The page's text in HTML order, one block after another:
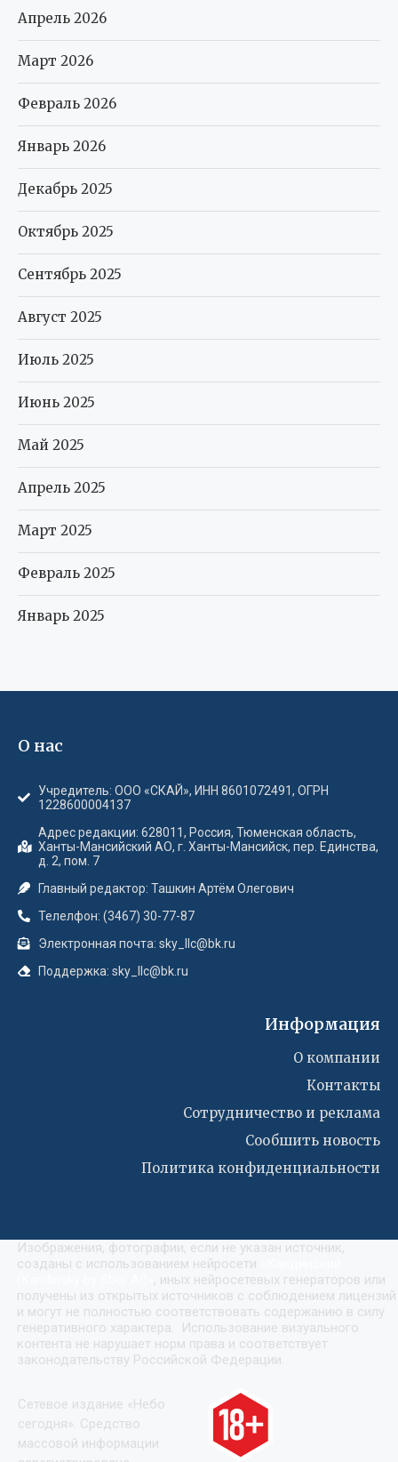
Апрель 2026
Март 2026
Февраль 2026
Январь 2026
Декабрь 2025
Октябрь 2025
Сентябрь 2025
Август 2025
Июль 2025
Июнь 2025
Май 2025
Апрель 2025
Март 2025
Февраль 2025
Январь 2025
О нас
Учредитель: ООО «СКАЙ», ИНН 8601072491, ОГРН
1228600004137
Адрес редакции: 628011, Россия, Тюменская область,
Ханты-Мансийский АО, г. Ханты-Мансийск, пер. Единства,
д. 2, пом. 7
Главный редактор: Ташкин Артём Олегович
Телелфон: (3467) 30-77-87
Электронная почта: sky_llc@bk.ru
Поддержка: sky_llc@bk.ru
Информация
О компании
Контакты
Сотрудничество и реклама
Сообшить новость
Политика конфиденциальности
Изображения, фотографии, если не указан источник,
созданы с использованием нейросети
, иных нейросетевых генераторов или
получены из открытых источников с соблюдением лицензий
и могут не полностью соответствовать содержанию в силу
генеративного характера. Использование визуального
контента не нарушает норм права и соответствует
законодательству Российской Федерации.
Сетевое издание «Небо
сегодня». Средство
массовой информации